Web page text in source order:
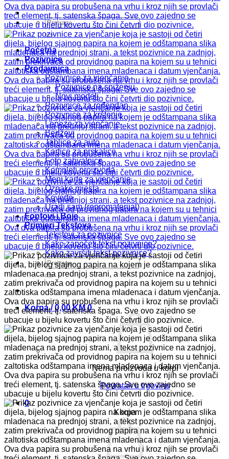
Pretraži:
Početna
Pozivnice
Prodavnica
Pozivnice za vjenčanje
Pozivnice na sniženju
Novi modeli
Pozivnice za rođendan
Pozivnice za krštenje
Lepeze za vjenčanje
Bedževi
Tablice za auto
Kartice za prskalice
Foto zahvalnice
Kompleti proizvoda
Meni karte za vjenčanje
Oznake mjesta
Koverte
Uradi sam (repromaterijal)
Fontovi i Boje
Primjeri Tekstova
Tekstovi za pozivnice
Kako započeti tekst pozivnice?
Kako završiti tekst pozivnice?
Pretraži:
Korpa /0,00KM 0
Nema proizvoda u korpi
Povratak u trgovinu
0
Korpa